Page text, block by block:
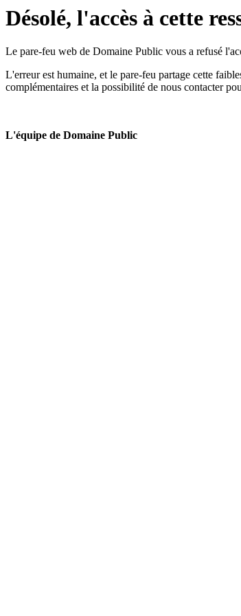
Désolé, l'accès à cette
Le pare-feu web de Domaine Public vous a refusé
L'erreur est humaine, et le pare-feu partage cette
complémentaires et la possibilité de nous contacter
L'équipe de Domaine Public